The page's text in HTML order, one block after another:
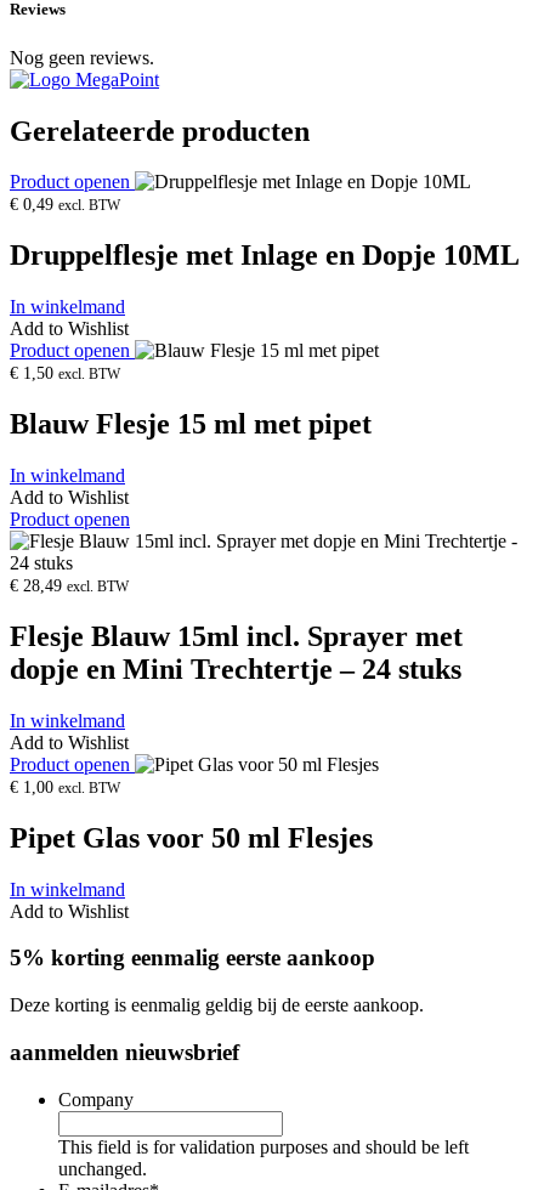
Reviews
Nog geen reviews.
Gerelateerde producten
Product openen
€ 0,49 excl. BTW
Druppelflesje met Inlage en Dopje 10ML
In winkelmand
Add to Wishlist
Product openen
€ 1,50 excl. BTW
Blauw Flesje 15 ml met pipet
In winkelmand
Add to Wishlist
Product openen
€ 28,49 excl. BTW
Flesje Blauw 15ml incl. Sprayer met
dopje en Mini Trechtertje – 24 stuks
In winkelmand
Add to Wishlist
Product openen
€ 1,00 excl. BTW
Pipet Glas voor 50 ml Flesjes
In winkelmand
Add to Wishlist
5% korting eenmalig eerste aankoop
Deze korting is eenmalig geldig bij de eerste aankoop.
aanmelden nieuwsbrief
Company
This field is for validation purposes and should be left
unchanged.